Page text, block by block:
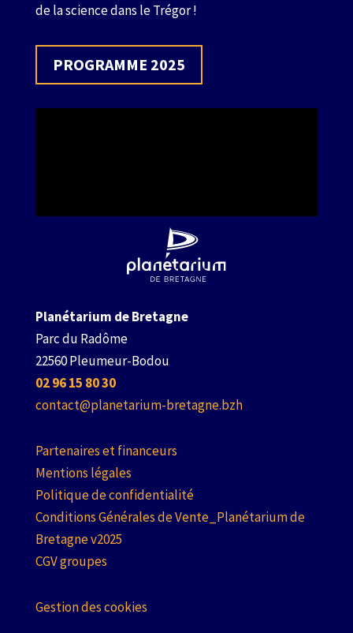
de la science dans le Trégor !
PROGRAMME 2025
Planétarium de Bretagne
Parc du Radôme
22560 Pleumeur-Bodou
02 96 15 80 30
contact@planetarium-bretagne.bzh
Partenaires et financeurs
Mentions légales
Politique de confidentialité
Conditions Générales de Vente_Planétarium de
Bretagne v2025
CGV groupes
Gestion des cookies